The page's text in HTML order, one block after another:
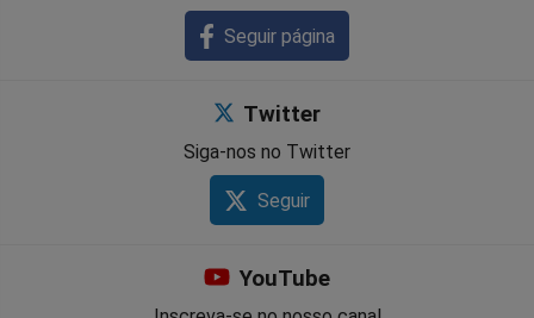
Seguir página
Twitter
Siga-nos no Twitter
Seguir
YouTube